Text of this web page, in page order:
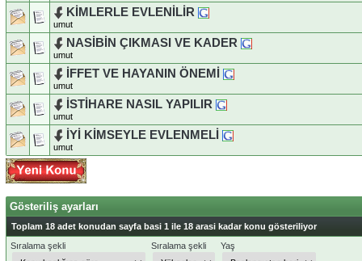
KİMLERLE EVLENİLİR
umut
NASİBİN ÇIKMASI VE KADER
umut
İFFET VE HAYANIN ÖNEMİ
umut
İSTİHARE NASIL YAPILIR
umut
İYİ KİMSEYLE EVLENMELİ
umut
Gösteriliş ayarları
Toplam 18 adet konudan sayfa basi 1 ile 18 arasi kadar konu gösteriliyor
Sıralama şekli
Sıralama şekli Yaş